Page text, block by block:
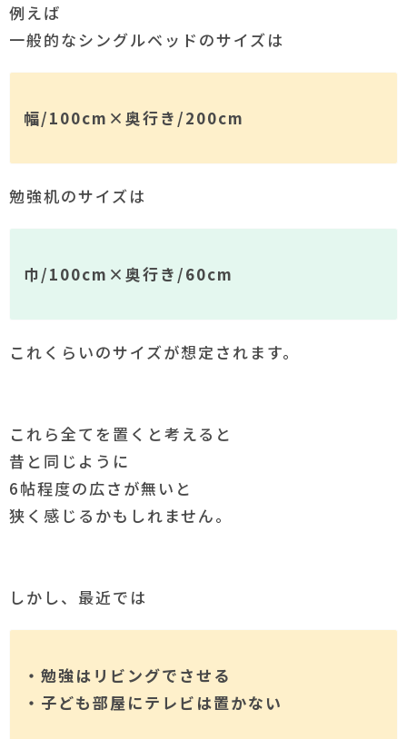
例えば
一般的なシングルベッドのサイズは
幅/100cm×奥行き/200cm
勉強机のサイズは
巾/100cm×奥行き/60cm
これくらいのサイズが想定されます。
これら全てを置くと考えると
昔と同じように
6帖程度の広さが無いと
狭く感じるかもしれません。
しかし、最近では
・勉強はリビングでさせる
・子ども部屋にテレビは置かない